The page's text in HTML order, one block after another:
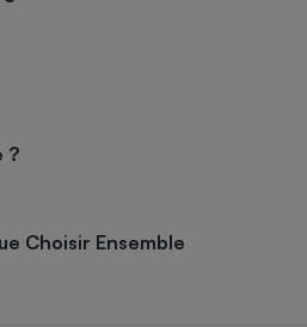
?
Choisir Ensemble